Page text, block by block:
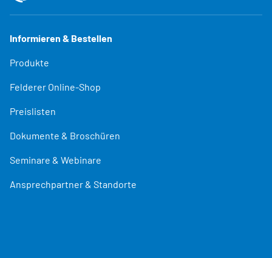
Informieren & Bestellen
Produkte
Felderer Online-Shop
Preislisten
Dokumente & Broschüren
Seminare & Webinare
Ansprechpartner & Standorte